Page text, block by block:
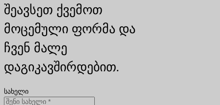
შეავსეთ ქვემოთ
მოცემული ფორმა და
ჩვენ მალე
დაგიკავშირდებით.
სახელი